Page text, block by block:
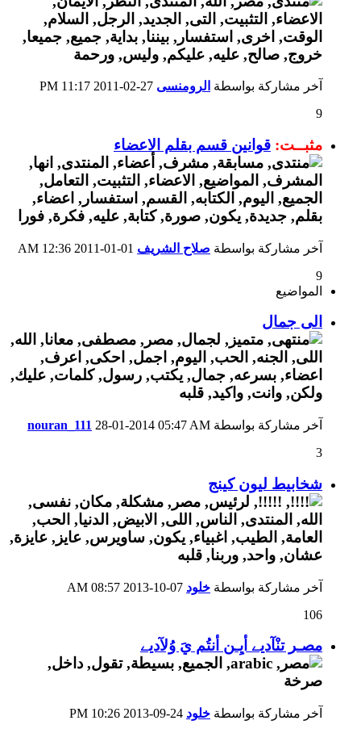
آخر مشاركة بواسطة الرومنسى
11:17 PM
9
مثبــت: قوانين قسم بقلم الاعضاء
آخر مشاركة بواسطة صلاح الشريف
12:36 AM
9
المواضيع
الى جمال
آخر مشاركة بواسطة nouran_111 28-01-2014 05:47 AM
3
شخابيط ليون كينج
آخر مشاركة بواسطة خلود
08:57 AM
106
مصـر تنْآديے أيِـن أنتُم يَ وُلآديے
آخر مشاركة بواسطة خلود
10:26 PM